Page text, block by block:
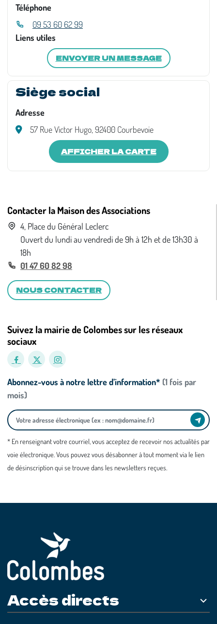
Téléphone
09 53 60 62 99
Liens utiles
ENVOYER UN MESSAGE
Siège social
Adresse
57 Rue Victor Hugo, 92400 Courbevoie
AFFICHER LA CARTE
Contacter la Maison des Associations
4, Place du Général Leclerc
Ouvert du lundi au vendredi de 9h à 12h et de 13h30 à
18h
01 47 60 82 98
NOUS CONTACTER
Suivez la mairie de Colombes sur les réseaux
sociaux
Abonnez-vous à notre lettre d’information* (1 fois par
mois)
* En renseignant votre courriel, vous acceptez de recevoir nos actualités par
voie électronique. Vous pouvez vous désabonner à tout moment via le lien
de désinscription qui se trouve dans les newsletters reçues.
Accès directs